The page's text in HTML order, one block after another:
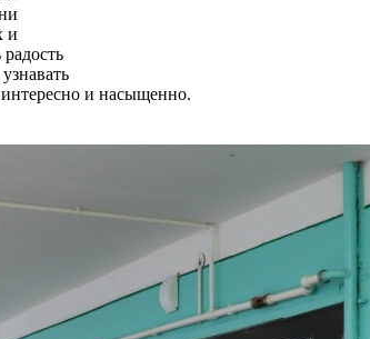
и
и насыщенно.